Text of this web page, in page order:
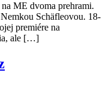
ME dvoma prehrami.
Schäfleovou. 18-
premiére na
ale […]